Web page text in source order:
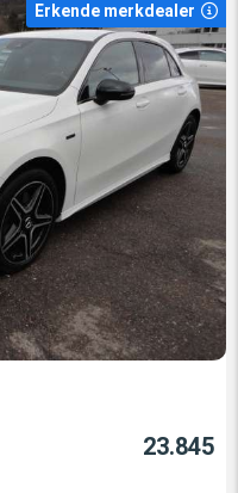
Erkende merkdealer
23.845